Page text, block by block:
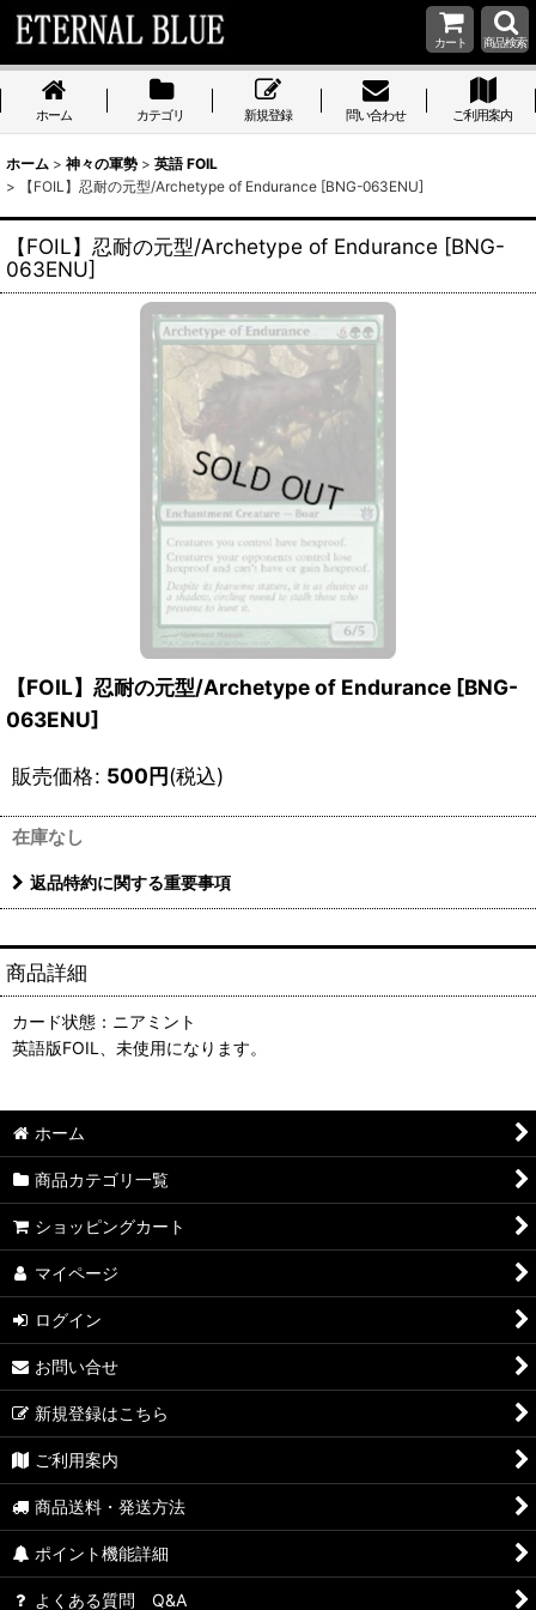
カート 商品検索
ホーム カテゴリ 新規登録 問い合わせ ご利用案内
ホーム > 神々の軍勢 > 英語 FOIL
>
【FOIL】忍耐の元型/Archetype of Endurance [BNG-063ENU]
【FOIL】忍耐の元型/Archetype of Endurance [BNG-
063ENU]
【FOIL】忍耐の元型/Archetype of Endurance [BNG-
063ENU]
販売価格: 500円(税込)
在庫なし
返品特約に関する重要事項
商品詳細
カード状態：ニアミント
英語版FOIL、未使用になります。
ホーム
商品カテゴリ一覧
ショッピングカート
マイページ
ログイン
お問い合せ
新規登録はこちら
ご利用案内
商品送料・発送方法
ポイント機能詳細
よくある質問 Q&A